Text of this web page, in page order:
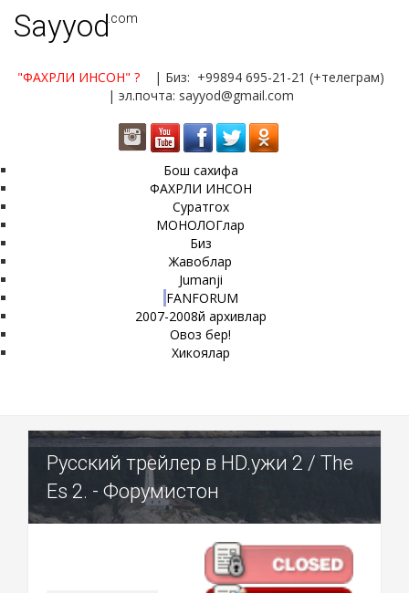
Sayyod.com
"ФАХРЛИ ИНСОН" ?
| Биз: +99894 695-21-21 (+телеграм)
| эл.почта: sayyod@gmail.com
Бош сахифа
ФАХРЛИ ИНСОН
Суратгох
МОНОЛОГлар
Биз
Жавоблар
Jumanji
FANFORUM
2007-2008й архивлар
Овоз бер!
Хикоялар
Русский трейлер в HD.ужи 2 / The
Es 2. - Форумистон